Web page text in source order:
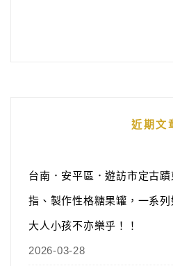
近期文
台南．安平區．遊訪市定古
指、製作性格糖果罐，一系列
大人小孩不亦樂乎！！
2026-03-28